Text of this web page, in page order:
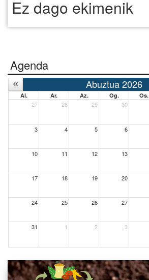
Ez dago ekimenik
Agenda
Abuztua 2026
Al. Ar. Az. Og. Os.
27 28 29 30
3 4 5 6
10 11 12 13
17 18 19 20
24 25 26 27
31 1 2 3